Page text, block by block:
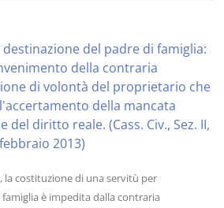
del padre di famiglia:
della contraria
di volontà del proprietario che
della mancata
del diritto reale. (Cass. Civ., Sez. II,
2013)
la costituzione di una servitù per
è impedita dalla contraria